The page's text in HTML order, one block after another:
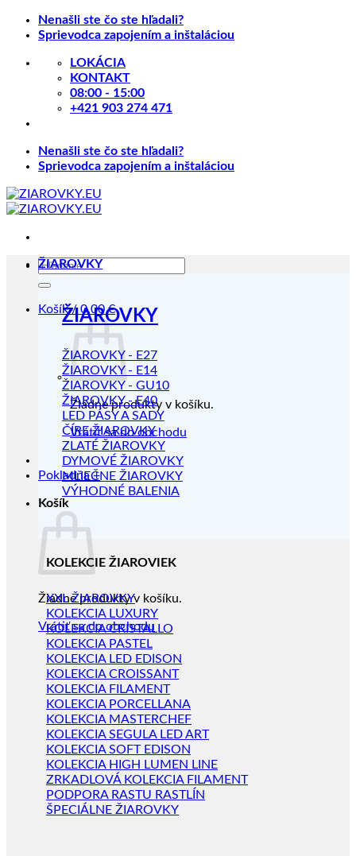
Skip
Nenašli ste čo ste hľadali?
Sprievodca zapojením a inštaláciou
LOKÁCIA
KONTAKT
08:00 - 15:00
+421 903 274 471
Nenašli ste čo ste hľadali?
Sprievodca zapojením a inštaláciou
Hľadať:
Košík /0.00€
Žiadne produkty v košíku.
Vrátiť sa do obchodu
Pokladňa +
Košík
Žiadne produkty v košíku.
Vrátiť sa do obchodu
ŽIAROVKY
ŽIAROVKY
ŽIAROVKY - E27
ŽIAROVKY - E14
ŽIAROVKY - GU10
ŽIAROVKY - E40
LED PÁSY A SADY
ČÍRE ŽIAROVKY
ZLATÉ ŽIAROVKY
DYMOVÉ ŽIAROVKY
MLIEČNE ŽIAROVKY
VÝHODNÉ BALENIA
KOLEKCIE ŽIAROVIEK
XXL ŽIAROVKY
KOLEKCIA LUXURY
KOLEKCIA CRISTALLO
KOLEKCIA PASTEL
KOLEKCIA LED EDISON
KOLEKCIA CROISSANT
KOLEKCIA FILAMENT
KOLEKCIA PORCELLANA
KOLEKCIA MASTERCHEF
KOLEKCIA SEGULA LED ART
KOLEKCIA SOFT EDISON
KOLEKCIA HIGH LUMEN LINE
ZRKADLOVÁ KOLEKCIA FILAMENT
PODPORA RASTU RASTLÍN
ŠPECIÁLNE ŽIAROVKY